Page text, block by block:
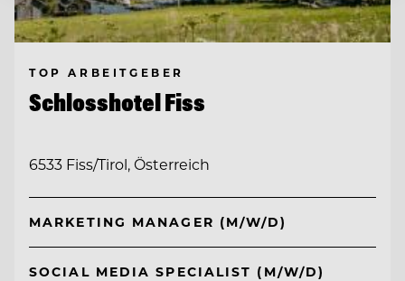
TOP ARBEITGEBER
Schlosshotel Fiss
6533 Fiss/Tirol, Österreich
MARKETING MANAGER (M/W/D)
SOCIAL MEDIA SPECIALIST (M/W/D)